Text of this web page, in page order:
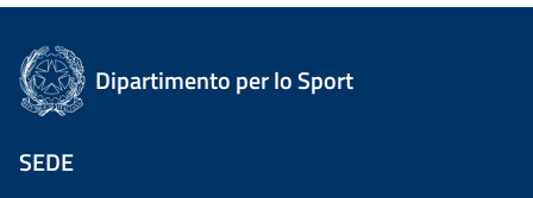
Dipartimento per lo Sport
SEDE